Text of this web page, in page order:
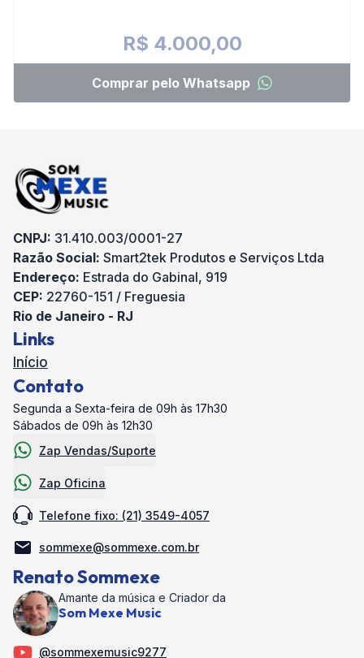
R$ 4.000,00
Comprar pelo Whatsapp
CNPJ: 31.410.003/0001-27
Razão Social: Smart2tek Produtos e Serviços Ltda
Endereço: Estrada do Gabinal, 919
CEP: 22760-151 / Freguesia
Rio de Janeiro - RJ
Links
Início
Contato
Segunda a Sexta-feira de 09h às 17h30
Sábados de 09h às 12h30
Zap Vendas/Suporte
Zap Oficina
Telefone fixo: (21) 3549-4057
sommexe@sommexe.com.br
Renato Sommexe
Amante da música e Criador da
Som Mexe Music
@sommexemusic9277